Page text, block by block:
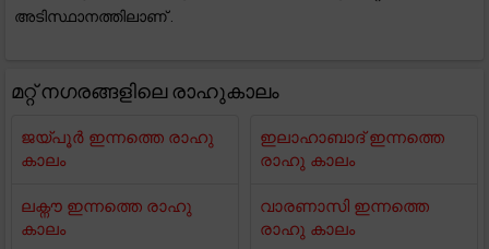
അടിസ്ഥാനത്തിലാണ് .
മറ്റ് നഗരങ്ങളിലെ രാഹുകാലം
ജയ്പൂർ ഇന്നത്തെ രാഹു
കാലം
ലക്നൗ ഇന്നത്തെ രാഹു
കാലം
ഇലാഹാബാദ് ഇന്നത്തെ
രാഹു കാലം
വാരണാസി ഇന്നത്തെ
രാഹു കാലം